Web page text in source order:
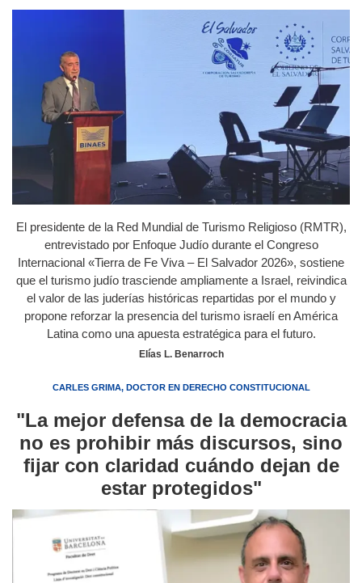
El presidente de la Red Mundial de Turismo Religioso (RMTR),
entrevistado por Enfoque Judío durante el Congreso
Internacional «Tierra de Fe Viva – El Salvador 2026», sostiene
que el turismo judío trasciende ampliamente a Israel, reivindica
el valor de las juderías históricas repartidas por el mundo y
propone reforzar la presencia del turismo israelí en América
Latina como una apuesta estratégica para el futuro.
Elías L. Benarroch
CARLES GRIMA, DOCTOR EN DERECHO CONSTITUCIONAL
"La mejor defensa de la democracia
no es prohibir más discursos, sino
fijar con claridad cuándo dejan de
estar protegidos"